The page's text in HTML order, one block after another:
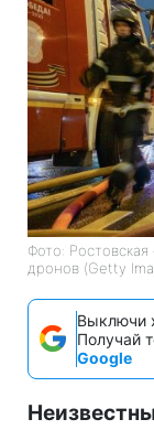
Фото:
дронов (Getty
Выключи
Получай
Google